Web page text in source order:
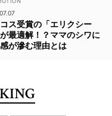
ス受賞の「エリクシー
最適解！？ママのシワに
が滲む理由とは